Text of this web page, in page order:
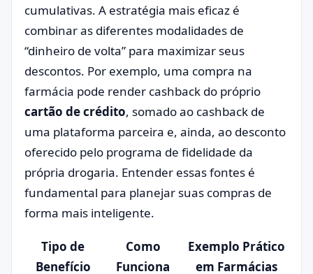
cumulativas. A estratégia mais eficaz é
combinar as diferentes modalidades de
“dinheiro de volta” para maximizar seus
descontos. Por exemplo, uma compra na
farmácia pode render cashback do próprio
cartão de crédito, somado ao cashback de
uma plataforma parceira e, ainda, ao desconto
oferecido pelo programa de fidelidade da
própria drogaria. Entender essas fontes é
fundamental para planejar suas compras de
forma mais inteligente.
Tipo de
Benefício
Como
Funciona
Exemplo Prático
em Farmácias